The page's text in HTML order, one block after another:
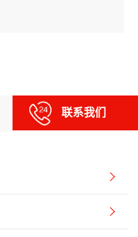
联系我们